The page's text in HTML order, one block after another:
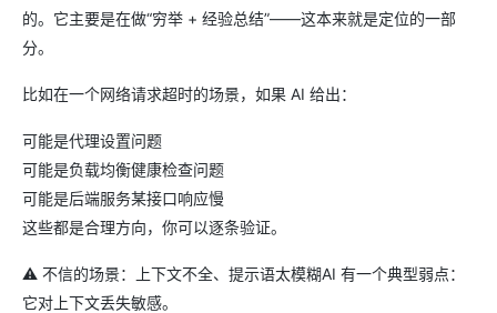
的。它主要是在做“穷举 + 经验总结”——这本来就是定位的一部
分。
比如在一个网络请求超时的场景，如果 AI 给出：
可能是代理设置问题
可能是负载均衡健康检查问题
可能是后端服务某接口响应慢
这些都是合理方向，你可以逐条验证。
⚠ 不信的场景：上下文不全、提示语太模糊AI 有一个典型弱点：
它对上下文丢失敏感。